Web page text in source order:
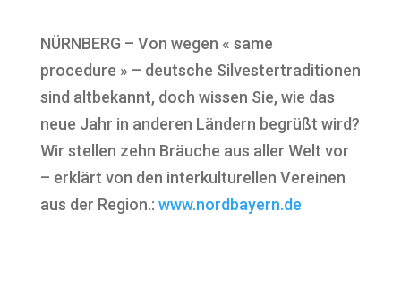
NÜRNBERG – Von wegen « same
procedure » – deutsche Silvestertraditionen
sind altbekannt, doch wissen Sie, wie das
neue Jahr in anderen Ländern begrüßt wird?
Wir stellen zehn Bräuche aus aller Welt vor
– erklärt von den interkulturellen Vereinen
aus der Region.: www.nordbayern.de